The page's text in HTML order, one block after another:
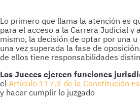
Lo primero que llama la atención es
para el acceso a la Carrera Judicial y
mismo, la decisión de optar por una
una vez superada la fase de
de ellos tiene responsabilidades
Los Jueces ejercen funciones
el Artículo 117.3 de la Constitución
y hacer cumplir lo juzgado